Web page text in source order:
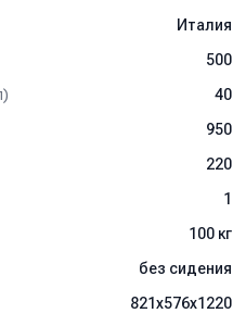
вариант для глубокой
и складских помещениях,
и административных
технического
а также для подготовки
кафельного, мраморного и
паркета и покрытого
Италия
500
40
950
220
1
100 кг
без сидения
821x576x1220